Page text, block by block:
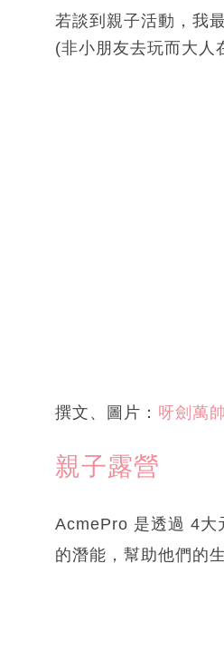
若談到親子活動，我
(非小朋友去玩而大人
撰文、圖片： 呀劍萬
親子露營
AcmePro 是透過 4
的潛能，幫助他們的